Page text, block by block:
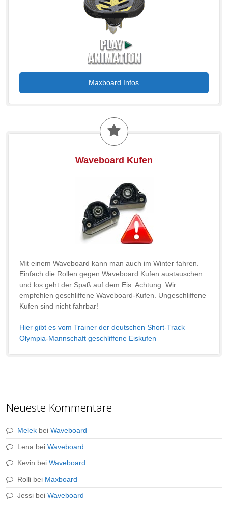
Maxboard Infos
Waveboard Kufen
Mit einem Waveboard kann man auch im Winter fahren.
Einfach die Rollen gegen Waveboard Kufen austauschen
und los geht der Spaß auf dem Eis. Achtung: Wir
empfehlen geschliffene Waveboard-Kufen. Ungeschliffene
Kufen sind nicht fahrbar!
Hier gibt es vom Trainer der deutschen Short-Track
Olympia-Mannschaft geschliffene Eiskufen
Neueste Kommentare
Melek beiWaveboard
Lena beiWaveboard
Kevin beiWaveboard
Rolli bei Maxboard
Jessi beiWaveboard